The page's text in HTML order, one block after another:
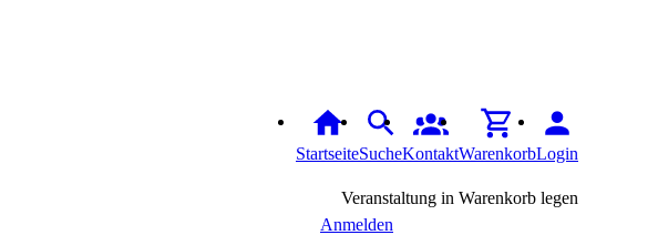
StartseiteSucheKontaktWarenkorbLogin
Veranstaltung in Warenkorb legen
Anmelden